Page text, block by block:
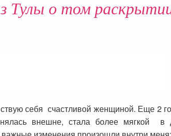
Тулы о том
себя счастливой женщиной. Еще 2
внешне, стала более мягкой в